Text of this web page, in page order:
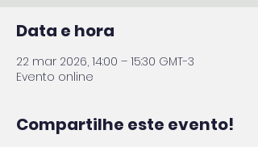
Data e hora
22 mar 2026, 14:00 – 15:30 GMT-3
Evento online
Compartilhe este evento!